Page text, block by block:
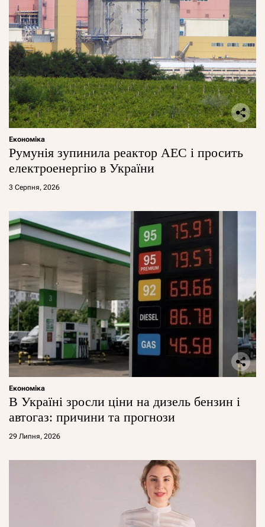
Економіка
Румунія зупинила реактор АЕС і просить
електроенергію в України
3 Серпня, 2026
Економіка
В Україні зросли ціни на дизель бензин і
автогаз: причини та прогнози
29 Липня, 2026